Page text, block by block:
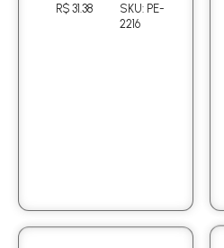
R$ 31.38
SKU: PE-
2216